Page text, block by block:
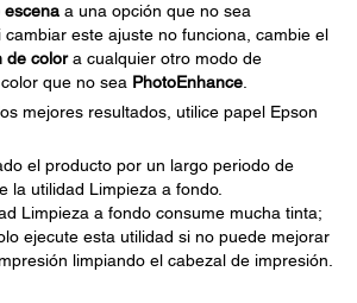
escena a una opción que no sea
cambiar este ajuste no funciona, cambie el
de colora cualquier otro modo de
que no sea PhotoEnhance
mejores resultados, utilice papel Epson
el producto por un largo periodo de
la utilidad Limpieza a fondo.
Limpieza a fondo consume mucha tinta;
ejecute esta utilidad si no puede mejorar
limpiando el cabezal de impresión.